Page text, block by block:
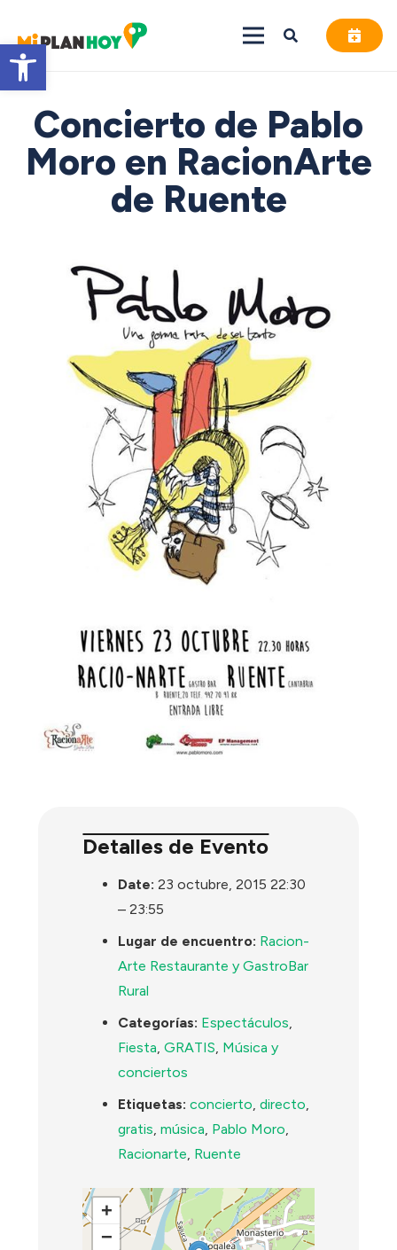
Abrir barra de herramientas
Concierto de Pablo
Moro en RacionArte
de Ruente
Detalles de Evento
Date: 23 octubre, 2015 22:30
–23:55
Lugar de encuentro: Racion-
Arte Restaurante y GastroBar
Rural
Categorías: Espectáculos,
Fiesta,GRATIS, Música y
conciertos
Etiquetas: concierto,directo,
gratis,música, Pablo Moro,
Racionarte, Ruente
+
−